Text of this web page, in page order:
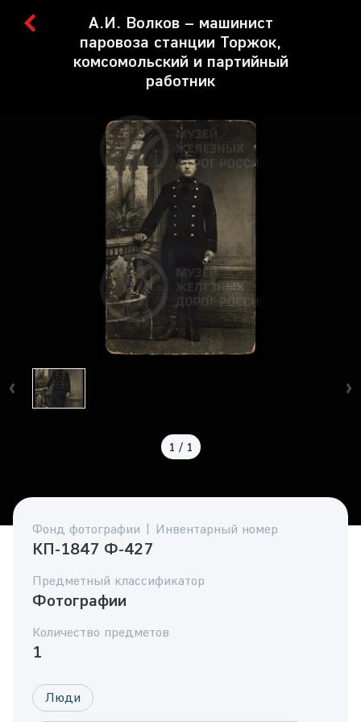
А.И. Волков – машинист
паровоза станции Торжок,
комсомольский и партийный
работник
1 / 1
Фонд фотографии | Инвентарный номер
КП-1847 Ф-427
Предметный классификатор
Фотографии
Количество предметов
1
Люди